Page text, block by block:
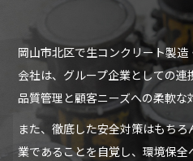
岡山市北区で生コンクリート製
会社は、グループ企業としての
品質管理と顧客ニーズへの柔軟
また、徹底した安全対策はもち
業であることを自覚し、環境保